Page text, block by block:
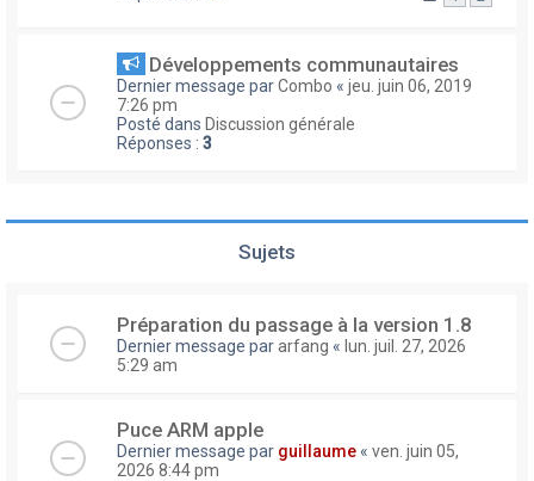
Développements communautaires
Dernier message parCombo « jeu. juin 06, 2019
7:26 pm
Posté dans Discussion générale
Réponses : 3
Sujets
Préparation du passage à la version 1.8
Dernier message pararfang « lun. juil. 27, 2026
5:29 am
Puce ARM apple
Dernier message par guillaume « ven. juin 05,
2026 8:44 pm